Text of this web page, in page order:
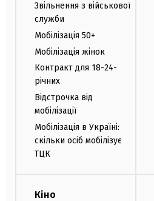
Звільнення з військової
служби
Мобілізація 50+
Мобілізація жінок
Контракт для 18-24-
річних
Відстрочка від
мобілізації
Мобілізація в Україні:
скільки осіб мобілізує
ТЦК
Кіно